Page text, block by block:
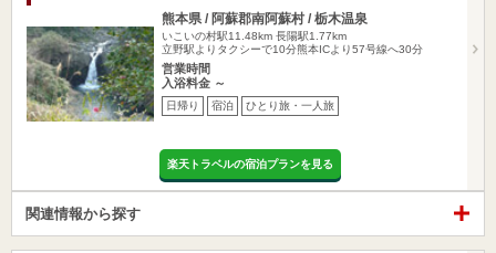
熊本県 / 阿蘇郡南阿蘇村 / 栃木温泉
いこいの村駅11.48km 長陽駅1.77km
立野駅よりタクシーで10分熊本ICより57号線へ30分
営業時間
入浴料金 ～
日帰り 宿泊 ひとり旅・一人旅
楽天トラベルの宿泊プランを見る
関連情報から探す